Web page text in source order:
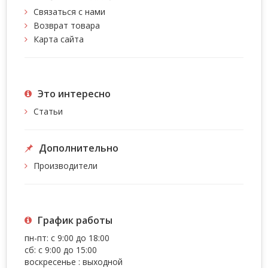
Связаться с нами
Возврат товара
Карта сайта
Это интересно
Статьи
Дополнительно
Производители
График работы
пн-пт: с 9:00 до 18:00
сб: с 9:00 до 15:00
воскресенье : выходной